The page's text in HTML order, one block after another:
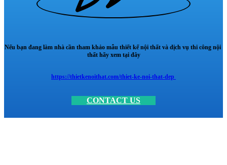
Nếu bạn đang làm nhà cần tham khảo mẫu thiết kế nội thất và dịch vụ thi công nội
thất hãy xem tại đây
https://thietkenoithat.com/thiet-ke-noi-that-dep
CONTACT US